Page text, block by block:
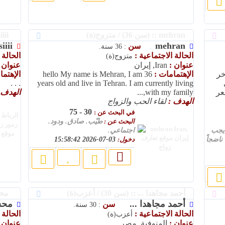
. . .
mehran سن : 36 سنة.
الحالة الاجتماعية : متزوج(ة)
عنوان : Iran, إيران
الإهتمامات : hello My name is Mehran, I am 36
years old and live in Tehran. I am currently living
with my family,...
الهدف :لقاء الحب والزواج
في البحث عن :
البحث عن :طيّب. صادق. ودود.
اجتماعي.
دخول:
يجب
أحمد مجاهدا ... سن : 30 سنة.
الحالة الاجتماعية : أعزب(ة)